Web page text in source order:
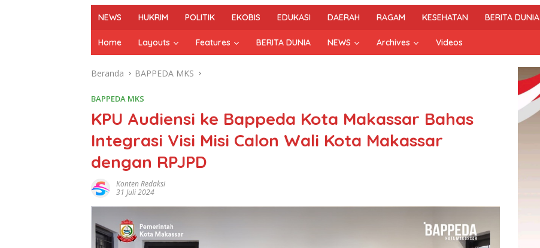
NEWS HUKRIM POLITIK EKOBIS EDUKASI DAERAH RAGAM KESEHATAN BERITA DUNIA
Home Layouts Features BERITA DUNIA NEWS Archives Videos
Beranda BAPPEDA MKS
BAPPEDA MKS
KPU Audiensi ke Bappeda Kota Makassar Bahas
Integrasi Visi Misi Calon Wali Kota Makassar
dengan RPJPD
Konten Redaksi
31 Juli 2024